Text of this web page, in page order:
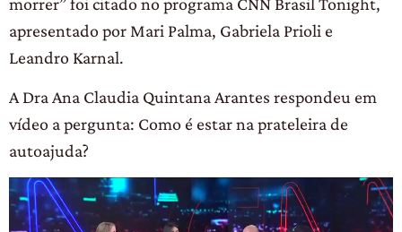
apresentado por Mari Palma, Gabriela Prioli e
Leandro Karnal.
A Dra Ana Claudia Quintana Arantes respondeu em
vídeo a pergunta: Como é estar na prateleira de
autoajuda?
Tocador
de